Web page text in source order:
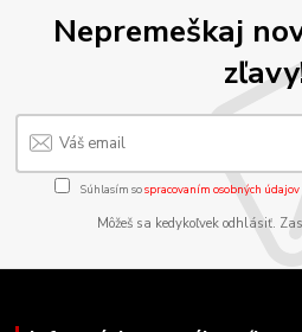
Nepremeškaj
Súhlasím sospracovaním osobných údajov
Môžeš sa kedykoľvek odhlásiť.